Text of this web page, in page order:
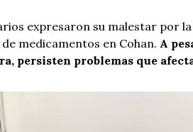
expresaron su malestar por
medicamentos en Cohan. A
persisten problemas que